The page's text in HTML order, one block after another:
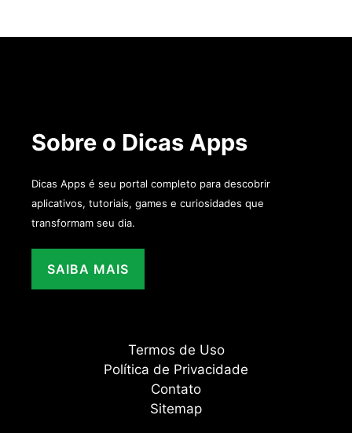
Sobre o Dicas Apps
Dicas Apps é seu portal completo para descobrir
aplicativos, tutoriais, games e curiosidades que
transformam seu dia.
SAIBA MAIS
Termos de Uso
Política de Privacidade
Contato
Sitemap